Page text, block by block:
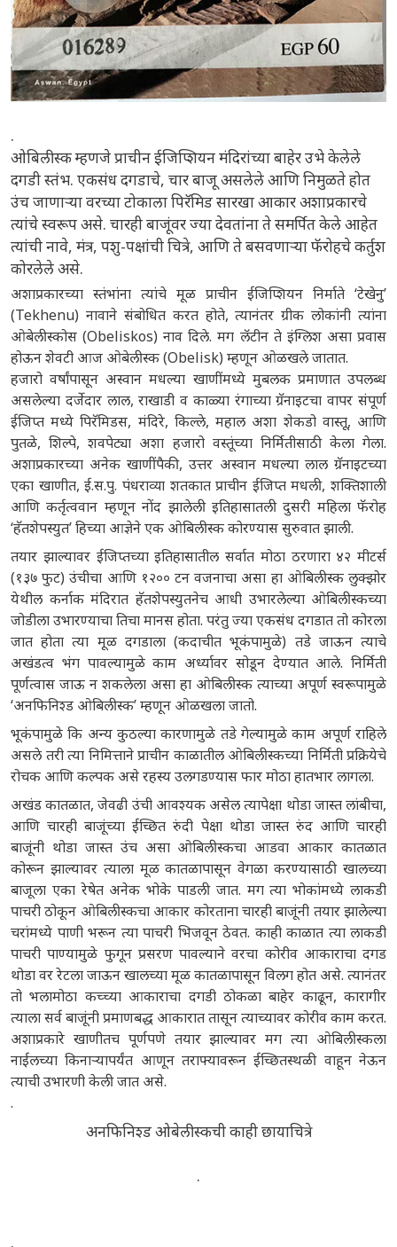
.
ओबिलीस्क म्हणजे प्राचीन ईजिप्शियन मंदिरांच्या बाहेर उभे केलेले
दगडी स्तंभ. एकसंध दगडाचे, चार बाजू असलेले आणि निमुळते होत
उंच जाणाऱ्या वरच्या टोकाला पिरॅमिड सारखा आकार अशाप्रकारचे
त्यांचे स्वरूप असे. चारही बाजूंवर ज्या देवतांना ते समर्पित केले आहेत
त्यांची नावे, मंत्र, पशु-पक्षांची चित्रे, आणि ते बसवणाऱ्या फॅरोहचे कर्तुश
कोरलेले असे.
अशाप्रकारच्या स्तंभांना त्यांचे मूळ प्राचीन ईजिप्शियन निर्माते ‘टेखेनु’
(Tekhenu) नावाने संबोधित करत होते, त्यानंतर ग्रीक लोकांनी त्यांना
ओबेलीस्कोस (Obeliskos) नाव दिले. मग लॅटीन ते इंग्लिश असा प्रवास
होऊन शेवटी आज ओबेलीस्क (Obelisk) म्हणून ओळखले जातात.
हजारो वर्षांपासून अस्वान मधल्या खाणींमध्ये मुबलक प्रमाणात उपलब्ध
असलेल्या दर्जेदार लाल, राखाडी व काळ्या रंगाच्या ग्रॅनाइटचा वापर संपूर्ण
ईजिप्त मध्ये पिरॅमिडस, मंदिरे, किल्ले, महाल अशा शेकडो वास्तू, आणि
पुतळे, शिल्पे, शवपेट्या अशा हजारो वस्तूंच्या निर्मितीसाठी केला गेला.
अशाप्रकारच्या अनेक खाणींपैकी, उत्तर अस्वान मधल्या लाल ग्रॅनाइटच्या
एका खाणीत, ई.स.पु. पंधराव्या शतकात प्राचीन ईजिप्त मधली, शक्तिशाली
आणि कर्तृत्ववान म्हणून नोंद झालेली इतिहासातली दुसरी महिला फॅरोह
‘हॅतशेपस्युत’ हिच्या आज्ञेने एक ओबिलीस्क कोरण्यास सुरुवात झाली.
तयार झाल्यावर ईजिप्तच्या इतिहासातील सर्वात मोठा ठरणारा ४२ मीटर्स
(१३७ फुट) उंचीचा आणि १२०० टन वजनाचा असा हा ओबिलीस्क लुक्झोर
येथील कर्नाक मंदिरात हॅतशेपस्युतनेच आधी उभारलेल्या ओबिलीस्कच्या
जोडीला उभारण्याचा तिचा मानस होता. परंतु ज्या एकसंध दगडात तो कोरला
जात होता त्या मूळ दगडाला (कदाचीत भूकंपामुळे) तडे जाऊन त्याचे
अखंडत्व भंग पावल्यामुळे काम अर्ध्यावर सोडून देण्यात आले. निर्मिती
पूर्णत्वास जाऊ न शकलेला असा हा ओबिलीस्क त्याच्या अपूर्ण स्वरूपामुळे
‘अनफिनिश्ड ओबिलीस्क’ म्हणून ओळखला जातो.
भूकंपामुळे कि अन्य कुठल्या कारणामुळे तडे गेल्यामुळे काम अपूर्ण राहिले
असले तरी त्या निमित्ताने प्राचीन काळातील ओबिलीस्कच्या निर्मिती प्रक्रियेचे
रोचक आणि कल्पक असे रहस्य उलगडण्यास फार मोठा हातभार लागला.
अखंड कातळात, जेवढी उंची आवश्यक असेल त्यापेक्षा थोडा जास्त लांबीचा,
आणि चारही बाजूंच्या ईच्छित रुंदी पेक्षा थोडा जास्त रुंद आणि चारही
बाजूंनी थोडा जास्त उंच असा ओबिलीस्कचा आडवा आकार कातळात
कोरून झाल्यावर त्याला मूळ कातळापासून वेगळा करण्यासाठी खालच्या
बाजूला एका रेषेत अनेक भोके पाडली जात. मग त्या भोकांमध्ये लाकडी
पाचरी ठोकून ओबिलीस्कचा आकार कोरताना चारही बाजूंनी तयार झालेल्या
चरांमध्ये पाणी भरून त्या पाचरी भिजवून ठेवत. काही काळात त्या लाकडी
पाचरी पाण्यामुळे फुगून प्रसरण पावल्याने वरचा कोरीव आकाराचा दगड
थोडा वर रेटला जाऊन खालच्या मूळ कातळापासून विलग होत असे. त्यानंतर
तो भलामोठा कच्च्या आकाराचा दगडी ठोकळा बाहेर काढून, कारागीर
त्याला सर्व बाजूंनी प्रमाणबद्ध आकारात तासून त्याच्यावर कोरीव काम करत.
अशाप्रकारे खाणीतच पूर्णपणे तयार झाल्यावर मग त्या ओबिलीस्कला
नाईलच्या किनाऱ्यापर्यंत आणून तराफ्यावरून ईच्छितस्थळी वाहून नेऊन
त्याची उभारणी केली जात असे.
.
अनफिनिश्ड ओबेलीस्कची काही छायाचित्रे
.
.